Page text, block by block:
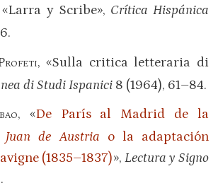
«Larra y Scribe», Crítica Hispánica
ROFETI, «Sulla critica letteraria di
di Studi Ispanici 8 (1964), 61–84.
, «De París al Madrid de la
Juan de Austria o la adaptación
(1835–1837)», Lectura y Signo